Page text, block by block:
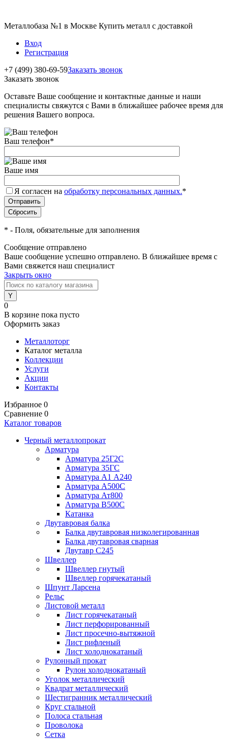
Металлобаза №1 в Москве Купить металл с доставкой
Вход
Регистрация
+7 (499) 380-69-59Заказать звонок
Заказать звонок
Оставьте Ваше сообщение и контактные данные и наши
специалисты свяжутся с Вами в ближайшее рабочее время для
решения Вашего вопроса.
Ваш телефон*
Ваше имя
Я согласен на обработку персональных данных.*
* - Поля, обязательные для заполнения
Сообщение отправлено
Ваше сообщение успешно отправлено. В ближайшее время с
Вами свяжется наш специалист
Закрыть окно
0
В корзине пока пусто
Оформить заказ
Металлоторг
Каталог металла
Коллекции
Услуги
Акции
Контакты
Избранное 0
Сравнение 0
Каталог товаров
Черный металлопрокат
Арматура
Арматура 25Г2С
Арматура 35ГС
Арматура А1 А240
Арматура А500С
Арматура Ат800
Арматура В500С
Катанка
Двутавровая балка
Балка двутавровая низколегированная
Балка двутавровая сварная
Двутавр С245
Швеллер
Швеллер гнутый
Швеллер горячекатаный
Шпунт Ларсена
Рельс
Листовой металл
Лист горячекатаный
Лист перфорированный
Лист просечно-вытяжной
Лист рифленый
Лист холоднокатаный
Рулонный прокат
Рулон холоднокатаный
Уголок металлический
Квадрат металлический
Шестигранник металлический
Круг стальной
Полоса стальная
Проволока
Сетка